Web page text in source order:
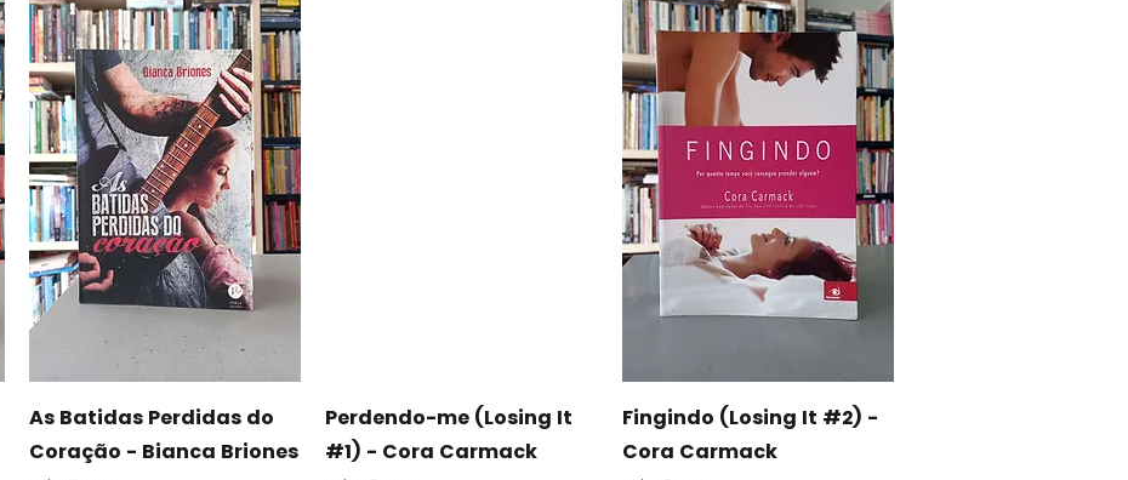
Visualização rápida
As Batidas Perdidas do
Coração - Bianca Briones
Visualização rápida
Perdendo-me (Losing It
#1) - Cora Carmack
Visualização rápida
Fingindo (Losing It #2) -
Cora Carmack